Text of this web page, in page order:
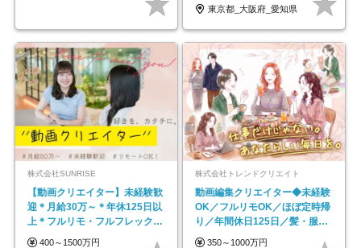
東京都_大阪府_愛知県
株式会社SUNRISE
【動画クリエイター】未経験歓
迎＊月給30万～＊年休125日以
上＊フルリモ・フルフレックス
◆10名の採用が決定◆
400～1500万円
株式会社トレンドクリエイト
動画編集クリエイター◆未経験
OK／フルリモOK／ほぼ定時帰
り／年間休日125日／髪・服・
ネイル自由／副業OK
350～1000万円